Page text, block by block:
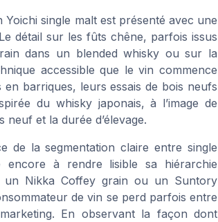
single malt est présenté avec une
détail sur les fûts chêne, parfois issus
dans un blended whisky ou sur la
accessible que le vin commence
barriques, leurs essais de bois neufs
du whisky japonais, à l’image de
et la durée d’élevage.
de la segmentation claire entre single
à rendre lisible sa hiérarchie
un Nikka Coffey grain ou un Suntory
de vin se perd parfois entre
En observant la façon dont